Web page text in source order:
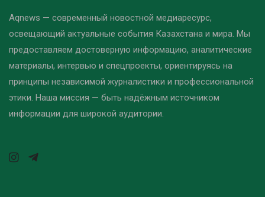
Aqnews — современный новостной медиаресурс,
освещающий актуальные события Казахстана и мира. Мы
предоставляем достоверную информацию, аналитические
материалы, интервью и спецпроекты, ориентируясь на
принципы независимой журналистики и профессиональной
этики. Наша миссия — быть надёжным источником
информации для широкой аудитории.